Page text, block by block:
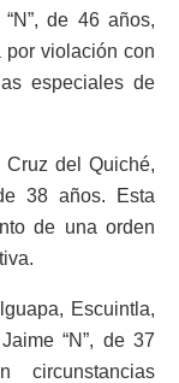
de 46 años,
por violación con
especiales de
del Quiché,
38 años. Esta
de una orden
Escuintla,
“N”, de 37
circunstancias